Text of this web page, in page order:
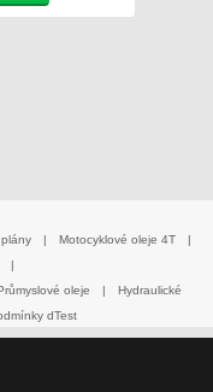
| Motocyklové oleje 4T
|
|
oleje |
Hydraulické
dTest